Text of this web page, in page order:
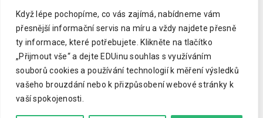
Když lépe pochopíme, co vás zajímá, nabídneme vám
přesnější informační servis na míru a vždy najdete přesně
ty informace, které potřebujete.
Klikněte na tlačítko
„Přijmout vše“ a dejte EDUinu souhlas s využíváním
souborů cookies a používání technologií k měření výsledků
vašeho brouzdání nebo k přizpůsobení webové stránky k
vaší spokojenosti.
Instagram
Youtube
LinkedIn
Copyright © 2023 EDUin, o. p. s.